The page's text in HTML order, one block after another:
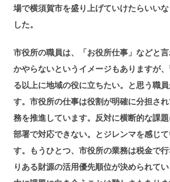
場で横須賀市を盛り上げていけたらいい
した。
市役所の職員は、「お役所仕事」などと
かやらないというイメージもありますが
る以上に地域の役に立ちたい。と思う職
す。市役所の仕事は役割が明確に分担さ
務を推進しています。反対に横断的な課
部署で対応できない。とジレンマを感じ
す。もうひとつ、市役所の業務は税金で
りある財源の活用優先順位が決められて